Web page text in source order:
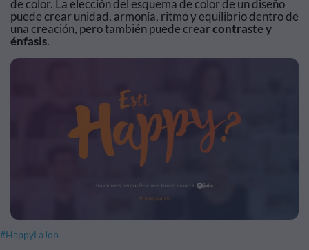
de color. La elección del esquema de color de un diseño
puede crear unidad, armonía, ritmo y equilibrio dentro de
una creación, pero también puede crearcontraste y
énfasis.
#HappyLaJob